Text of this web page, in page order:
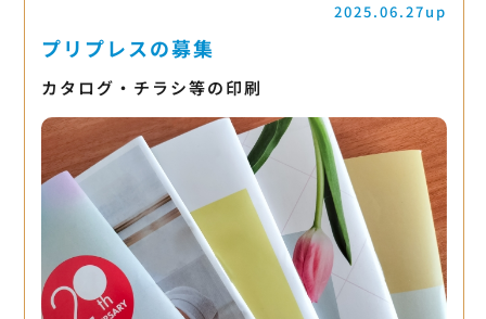
2025.06.27up
プリプレスの募集
カタログ・チラシ等の印刷